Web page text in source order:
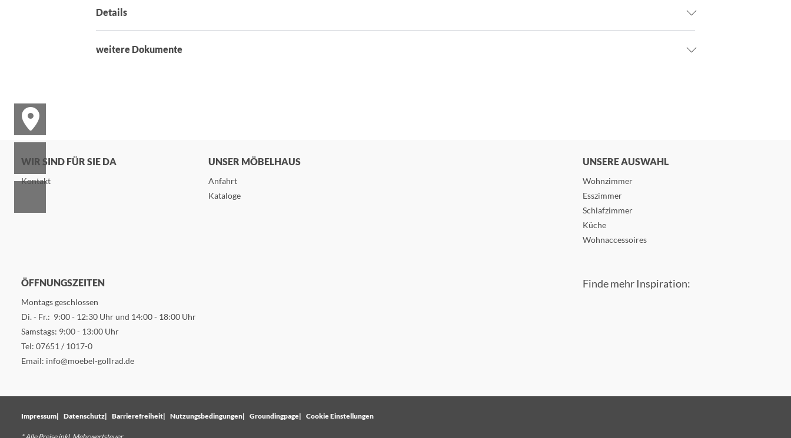
Details
weitere Dokumente
WIR SIND FÜR SIE DA
Kontakt
UNSER MÖBELHAUS
Anfahrt
Kataloge
UNSERE AUSWAHL
Wohnzimmer
Esszimmer
Schlafzimmer
Küche
Wohnaccessoires
ÖFFNUNGSZEITEN
Montags geschlossen
Di. - Fr.: 9:00 - 12:30 Uhr und 14:00 - 18:00 Uhr
Samstags: 9:00 - 13:00 Uhr
Tel: 07651 / 1017-0
Email: info@moebel-gollrad.de
Finde mehr Inspiration:
Impressum Datenschutz Barrierefreiheit Nutzungsbedingungen Groundingpage Cookie Einstellungen